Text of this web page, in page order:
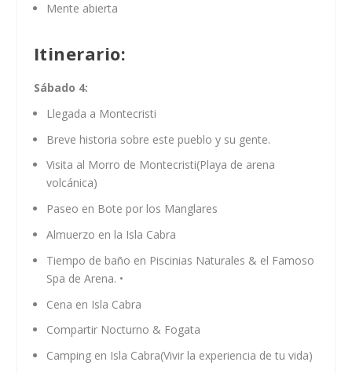
Mente abierta
Itinerario:
Sábado 4:
Llegada a Montecristi
Breve historia sobre este pueblo y su gente.
Visita al Morro de Montecristi(Playa de arena
volcánica)
Paseo en Bote por los Manglares
Almuerzo en la Isla Cabra
Tiempo de baño en Piscinias Naturales & el Famoso
Spa de Arena. •
Cena en Isla Cabra
Compartir Nocturno & Fogata
Camping en Isla Cabra(Vivir la experiencia de tu vida)